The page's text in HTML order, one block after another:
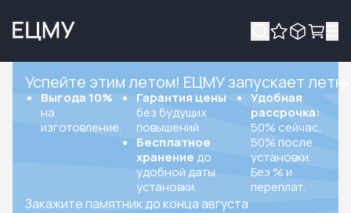
Успейте этим летом! ЕЦМУ запускает
Выгода 10%
на
изготовление.
Гарантия цены
без будущих
повышений.
Бесплатное
хранение до
удобной даты
установки.
Удобная
рассрочка:
50% сейчас,
50% после
установки.
Без % и
переплат.
Закажите памятник до конца августа